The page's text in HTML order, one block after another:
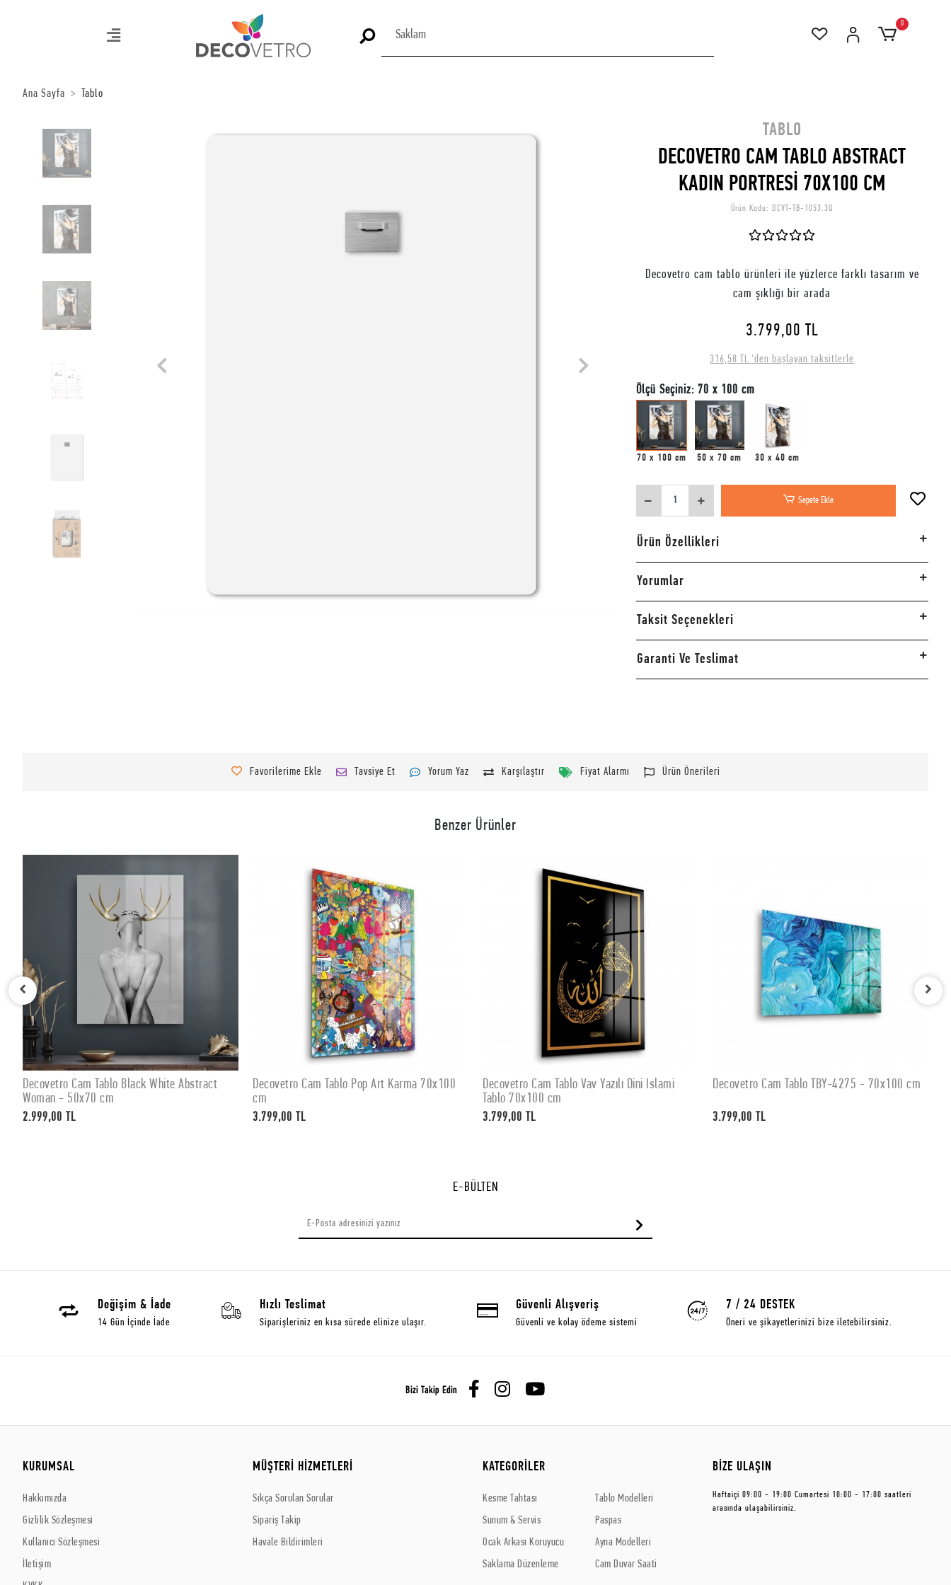
0
Ana Sayfa Tablo
TABLO
DECOVETRO CAM TABLO ABSTRACT
KADIN PORTRESİ 70X100 CM
Ürün Kodu: DCVT-TB-1053.3Q
Decovetro cam tablo ürünleri ile yüzlerce farklı tasarım ve
cam şıklığı bir arada
3.799,00 TL
316,58 TL 'den başlayan taksitlerle
Ölçü Seçiniz: 70 x 100 cm
70 x 100 cm 50 x 70 cm 30 x 40 cm
Sepete Ekle
Ürün Özellikleri
Yorumlar
Taksit Seçenekleri
Garanti Ve Teslimat
Favorilerime Ekle Tavsiye Et Yorum Yaz Karşılaştır Fiyat Alarmı Ürün Önerileri
Benzer Ürünler
SEPETE EKLE
Decovetro Cam Tablo Black White Abstract
Woman - 50x70 cm
2.999,00 TL
SEPETE EKLE
Decovetro Cam Tablo Pop Art Karma 70x100
cm
3.799,00 TL
SEPETE EKLE
Decovetro Cam Tablo Vav Yazılı Dini İslami
Tablo 70x100 cm
3.799,00 TL
SEPETE EKLE
Decovetro Cam Tablo TBY-4275 - 70x100 cm
3.799,00 TL
E-BÜLTEN
Değişim & İade
14 Gün İçinde İade
Hızlı Teslimat
Siparişleriniz en kısa sürede elinize ulaşır.
Güvenli Alışveriş
Güvenli ve kolay ödeme sistemi
7 / 24 DESTEK
Öneri ve şikayetlerinizi bize iletebilirsiniz.
Bizi Takip Edin
KURUMSAL
Hakkımızda
Gizlilik Sözleşmesi
Kullanıcı Sözleşmesi
İletişim
MÜŞTERİ HİZMETLERİ
Sıkça Sorulan Sorular
Sipariş Takip
Havale Bildirimleri
KATEGORİLER
Kesme Tahtası
Sunum & Servis
Ocak Arkası Koruyucu
Saklama Düzenleme
Tablo Modelleri
Paspas
Ayna Modelleri
Cam Duvar Saati
BİZE ULAŞIN
Haftaiçi 09:00 - 19:00 Cumartesi 10:00 - 17:00 saatleri
arasında ulaşabilirsiniz.